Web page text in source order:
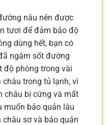
nâu nên được
tươi để đảm bảo độ
dùng hết, bạn có
ngâm sốt đường
độ phòng trong vài
trong tủ lạnh, vì
châu bị cứng và mất
muốn bảo quản lâu
châu sơ và bảo quản